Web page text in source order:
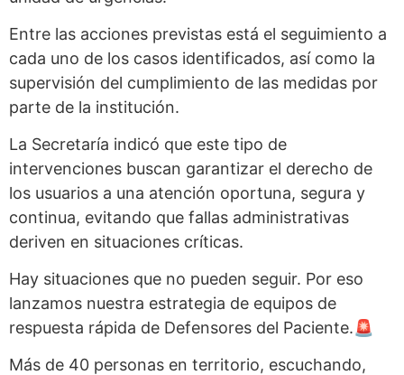
Entre las acciones previstas está el seguimiento a
cada uno de los casos identificados, así como la
supervisión del cumplimiento de las medidas por
parte de la institución.
La Secretaría indicó que este tipo de
intervenciones buscan garantizar el derecho de
los usuarios a una atención oportuna, segura y
continua, evitando que fallas administrativas
deriven en situaciones críticas.
Hay situaciones que no pueden seguir. Por eso
lanzamos nuestra estrategia de equipos de
respuesta rápida de Defensores del Paciente.🚨
Más de 40 personas en territorio, escuchando,